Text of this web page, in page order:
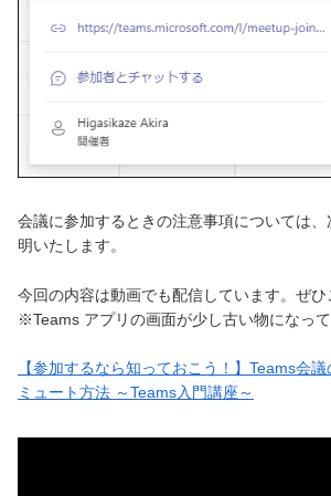
会議に参加するときの注意事項については
明いたします。
今回の内容は動画でも配信しています。ぜひ
※Teams アプリの画面が少し古い物になっ
【参加するなら知っておこう！】Teams会
ミュート方法 ～Teams入門講座～